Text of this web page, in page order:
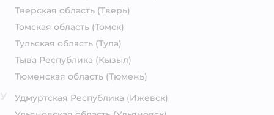
Тверская область (Тверь)
Томская область (Томск)
Тульская область (Тула)
Тыва Республика (Кызыл)
Тюменская область (Тюмень)
Удмуртская Республика (Ижевск)